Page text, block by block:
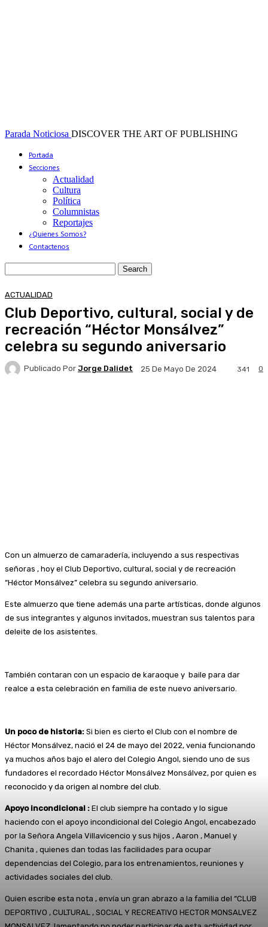
Parada Noticiosa DISCOVER THE ART OF PUBLISHING
Portada
Secciones
Actualidad
Cultura
Política
Columnistas
Reportajes
¿Quienes Somos?
Contactenos
ACTUALIDAD
Club Deportivo, cultural, social y de
recreación “Héctor Monsálvez”
celebra su segundo aniversario
Publicado Por Jorge Dalidet 25 De Mayo De 2024 0
341
Con un almuerzo de camaradería, incluyendo a sus respectivas
señoras , hoy el Club Deportivo, cultural, social y de recreación
“Héctor Monsálvez” celebra su segundo aniversario.
Este almuerzo que tiene además una parte artísticas, donde algunos
de sus integrantes y algunos invitados, muestran sus talentos para
deleite de los asistentes.
También contaran con un espacio de karaoque y baile para dar
realce a esta celebración en familia de este nuevo aniversario.
Un poco de historia: Si bien es cierto el Club con el nombre de
Héctor Monsálvez, nació el 24 de mayo del 2022, venia funcionando
ya muchos años bajo el alero del Colegio Angol, siendo uno de sus
fundadores el recordado Héctor Monsálvez Monsálvez, por quien es
reconocido y da origen al nombre del club.
Apoyo incondicional : El club siempre ha contado y lo sigue
haciendo con el apoyo incondicional del Colegio Angol, encabezado
por la Señora Angela Villavicencio y sus hijos , Aaron , Manuel y
Chanita , quienes dan todas las facilidades para ocupar
dependencias del Colegio, para los entrenamientos, reuniones y
actividades sociales del club.
Quien escribe esta nota , envía un gran abrazo a la familia del “CLUB
DEPORTIVO , CULTURAL , SOCIAL Y RECREATIVO HECTOR MONSALVEZ